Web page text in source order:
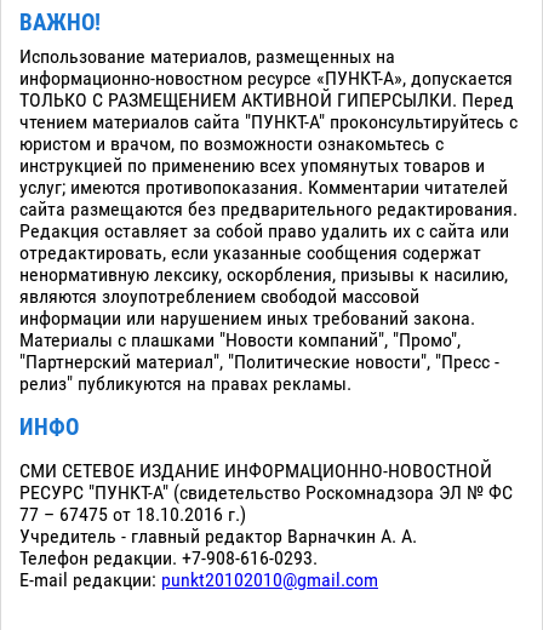
ВАЖНО!
Использование материалов, размещенных на
информационно-новостном ресурсе «ПУНКТ-А», допускается
ТОЛЬКО С РАЗМЕЩЕНИЕМ АКТИВНОЙ ГИПЕРСЫЛКИ. Перед
чтением материалов сайта "ПУНКТ-А" проконсультируйтесь с
юристом и врачом, по возможности ознакомьтесь с
инструкцией по применению всех упомянутых товаров и
услуг; имеются противопоказания. Комментарии читателей
сайта размещаются без предварительного редактирования.
Редакция оставляет за собой право удалить их с сайта или
отредактировать, если указанные сообщения содержат
ненормативную лексику, оскорбления, призывы к насилию,
являются злоупотреблением свободой массовой
информации или нарушением иных требований закона.
Материалы с плашками "Новости компаний", "Промо",
"Партнерский материал", "Политические новости", "Пресс -
релиз" публикуются на правах рекламы.
ИНФО
СМИ СЕТЕВОЕ ИЗДАНИЕ ИНФОРМАЦИОННО-НОВОСТНОЙ
РЕСУРС "ПУНКТ-А" (свидетельство Роскомнадзора ЭЛ № ФС
77 – 67475 от 18.10.2016 г.)
Учредитель - главный редактор Варначкин А. А.
Телефон редакции. +7-908-616-0293.
E-mail редакции: punkt20102010@gmail.com